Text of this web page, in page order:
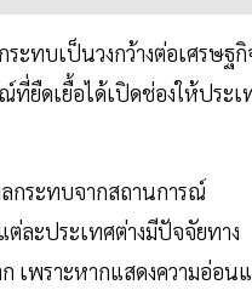
ะทบเป็นวงกว้างต่อเศรษฐ
ที่ยืดเยื้อได้เปิดช่องให้ประเ
กระทบจากสถานการณ์
ละประเทศต่างมีปัจจัยทาง
เพราะหากแสดงความอ่อน